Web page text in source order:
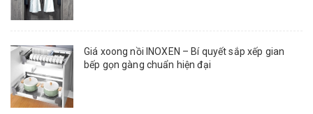
Giá xoong nồi INOXEN – Bí quyết sắp xếp gian
bếp gọn gàng chuẩn hiện đại